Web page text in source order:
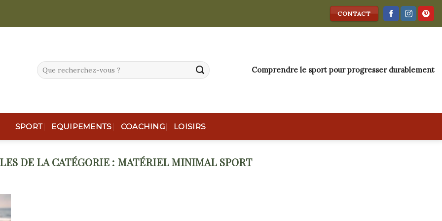
CONTACT
Comprendre le sport pour progresser durablement
SPORT EQUIPEMENTS COACHING LOISIRS
MATÉRIEL MINIMAL SPORT